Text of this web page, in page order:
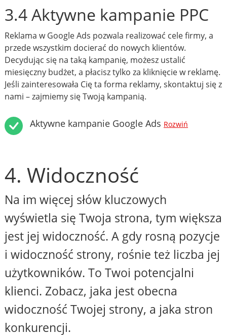
3.4 Aktywne kampanie PPC
Reklama w Google Ads pozwala realizować cele firmy, a
przede wszystkim docierać do nowych klientów.
Decydując się na taką kampanię, możesz ustalić
miesięczny budżet, a płacisz tylko za kliknięcie w reklamę.
Jeśli zainteresowała Cię ta forma reklamy, skontaktuj się z
nami – zajmiemy się Twoją kampanią.
Aktywne kampanie Google Ads Rozwiń
4. Widoczność
Na im więcej słów kluczowych
wyświetla się Twoja strona, tym większa
jest jej widoczność. A gdy rosną pozycje
i widoczność strony, rośnie też liczba jej
użytkowników. To Twoi potencjalni
klienci. Zobacz, jaka jest obecna
widoczność Twojej strony, a jaka stron
konkurencji.